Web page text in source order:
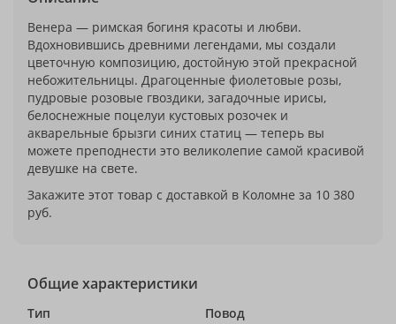
Венера — римская богиня красоты и любви.
Вдохновившись древними легендами, мы создали
цветочную композицию, достойную этой прекрасной
небожительницы. Драгоценные фиолетовые розы,
пудровые розовые гвоздики, загадочные ирисы,
белоснежные поцелуи кустовых розочек и
акварельные брызги синих статиц — теперь вы
можете преподнести это великолепие самой красивой
девушке на свете.
Закажите этот товар с доставкой в Коломне за 10 380
руб.
Общие характеристики
Тип
Повод